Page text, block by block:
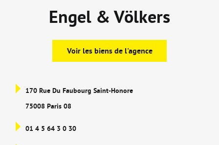
Engel & Völkers
Voir les biens de l'agence
170 Rue Du Faubourg Saint-Honore
75008 Paris 08
01 4 5 64 3 0 30